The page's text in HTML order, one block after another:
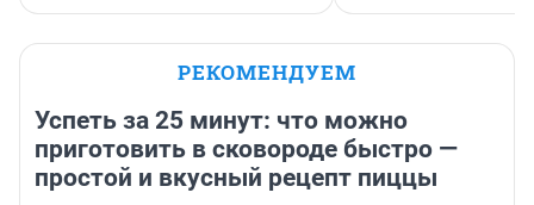
РЕКОМЕНДУЕМ
Успеть за 25 минут: что можно
приготовить в сковороде быстро —
простой и вкусный рецепт пиццы